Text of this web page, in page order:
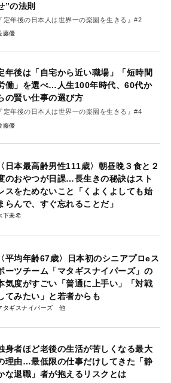
”の法則
『定年後の日本人は世界一の楽園を生きる』#2
藤優
年後は「自宅から近い職場」「短時間
働」を選べ…人生100年時代、60代か
の賢い仕事の選び方
『定年後の日本人は世界一の楽園を生きる』#4
藤優
〈日本最高齢男性111歳〉朝昼晩３食と２
のおやつが日課…長生きの秘訣はスト
スをためないこと「くよくよしても始
らんで、すぐ忘れることだ」
下未希
〈平均年齢67歳〉日本初のシニアプロeス
ーツチーム「マタギスナイパーズ」の
気度がすごい「普通に上手い」「対戦
てみたい」と若者からも
タギスナイパーズ
身者ほど老後の生活が苦しくなる最大
理由…最低限の仕事だけしてきた「静
な退職」者が抱えるリスクとは